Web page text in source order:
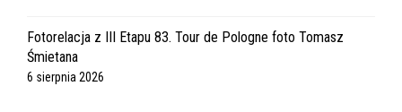
Fotorelacja z III Etapu 83. Tour de Pologne foto Tomasz
Śmietana
6 sierpnia 2026